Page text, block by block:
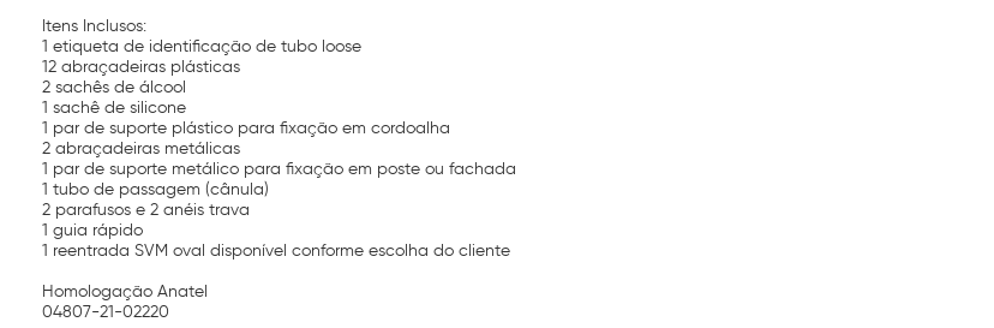
Itens Inclusos:
1 etiqueta de identificação de tubo loose
12 abraçadeiras plásticas
2 sachês de álcool
1 sachê de silicone
1 par de suporte plástico para fixação em cordoalha
2 abraçadeiras metálicas
1 par de suporte metálico para fixação em poste ou fachada
1 tubo de passagem (cânula)
2 parafusos e 2 anéis trava
1 guia rápido
1 reentrada SVM oval disponível conforme escolha do cliente
Homologação Anatel
04807-21-02220